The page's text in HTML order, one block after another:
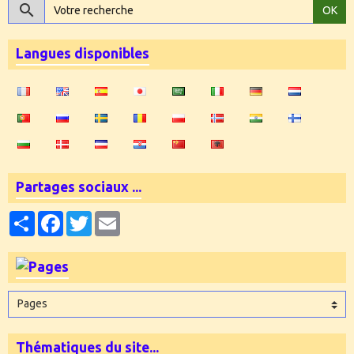
OK
Langues disponibles
Partages sociaux ...
PartagerFacebookTwitter
Thématiques du site...